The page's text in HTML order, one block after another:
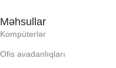
Məhsullar
Kompüterlər
Ofis avadanlıqları